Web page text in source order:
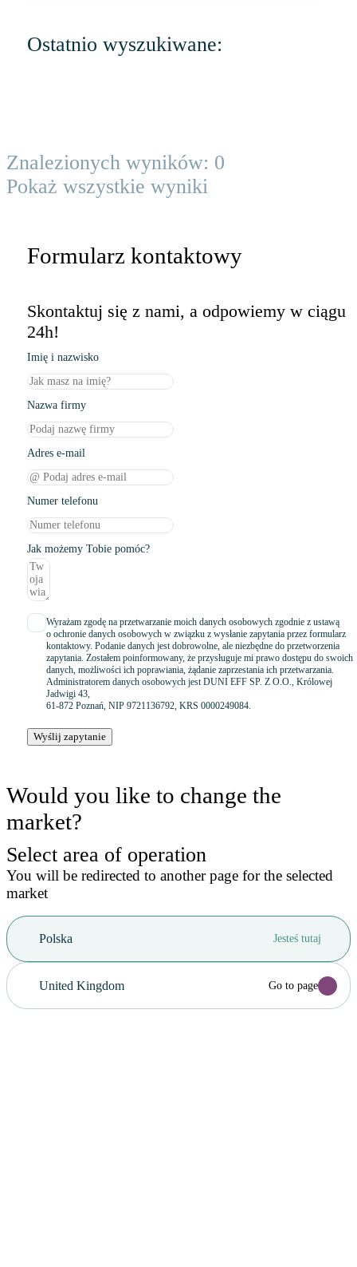
Ostatnio wyszukiwane:
Znalezionych wyników: 0
Pokaż wszystkie wyniki
Formularz kontaktowy
Skontaktuj się z nami, a odpowiemy w ciągu
24h!
Imię i nazwisko
Nazwa firmy
Adres e-mail
Numer telefonu
Jak możemy Tobie pomóc?
Wyrażam zgodę na przetwarzanie moich danych osobowych zgodnie z ustawą
o ochronie danych osobowych w związku z wysłanie zapytania przez formularz
kontaktowy. Podanie danych jest dobrowolne, ale niezbędne do przetworzenia
zapytania. Zostałem poinformowany, że przysługuje mi prawo dostępu do swoich
danych, możliwości ich poprawiania, żądanie zaprzestania ich przetwarzania.
Administratorem danych osobowych jest DUNI EFF SP. Z O.O., Królowej
Jadwigi 43,
61-872 Poznań, NIP 9721136792, KRS 0000249084.
Wyślij zapytanie
Would you like to change the
market?
Select area of operation
You will be redirected to another page for the selected
market
Polska Jesteś tutaj
United Kingdom Go to page